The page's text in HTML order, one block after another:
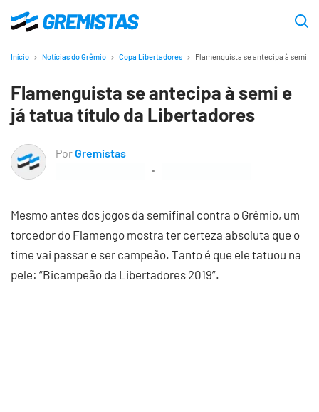
para
principal
Gremistas
Início Notícias do Grêmio Copa Libertadores Flamenguista se antecipa à semi e
Flamenguista se antecipa à semi e
já tatua título da Libertadores
PorGremistas
Mesmo antes dos jogos da semifinal contra o Grêmio, um
torcedor do Flamengo mostra ter certeza absoluta que o
time vai passar e ser campeão. Tanto é que ele tatuou na
pele: “Bicampeão da Libertadores 2019”.